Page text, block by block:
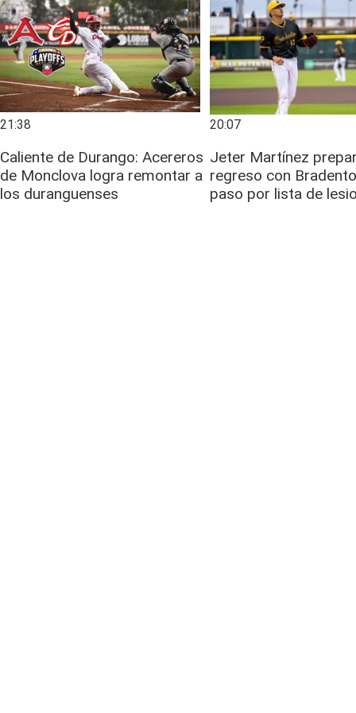
21:38
Caliente de Durango: Acereros
de Monclova logra remontar a
los duranguenses
20:07
Jeter Martínez
regreso con
paso por lista de